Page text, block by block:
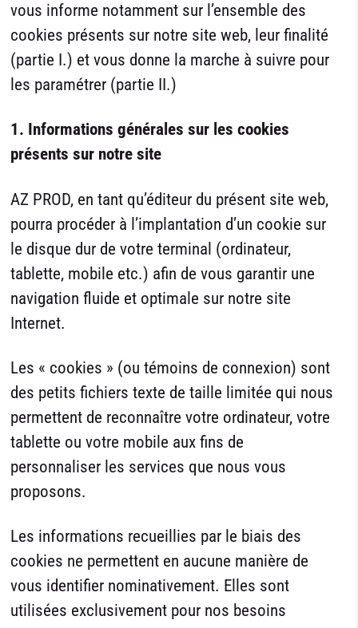
vous informe notamment sur l’ensemble des
cookies présents sur notre site web, leur finalité
(partie I.) et vous donne la marche à suivre pour
les paramétrer (partie II.)
1. Informations générales sur les cookies
présents sur notre site
AZ PROD, en tant qu’éditeur du présent site web,
pourra procéder à l’implantation d’un cookie sur
le disque dur de votre terminal (ordinateur,
tablette, mobile etc.) afin de vous garantir une
navigation fluide et optimale sur notre site
Internet.
Les « cookies » (ou témoins de connexion) sont
des petits fichiers texte de taille limitée qui nous
permettent de reconnaître votre ordinateur, votre
tablette ou votre mobile aux fins de
personnaliser les services que nous vous
proposons.
Les informations recueillies par le biais des
cookies ne permettent en aucune manière de
vous identifier nominativement. Elles sont
utilisées exclusivement pour nos besoins